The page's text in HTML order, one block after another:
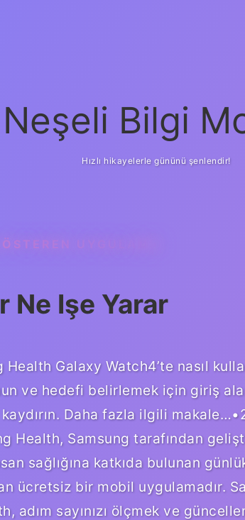
Neşeli Bilgi
Hızlı hikayelerle gününü şenlendir!
UYGULAMA
Ne Işe Yarar
Galaxy Watch4’te nasıl
ve hedefi belirlemek için giriş
Daha fazla ilgili
Health, Samsung tarafından
sağlığına katkıda bulunan
ücretsiz bir mobil uygulamadır.
adım sayınızı ölçmek ve